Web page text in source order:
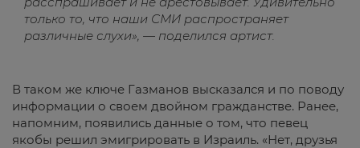
только то, что наши СМИ распространяет
различные слухи», — поделился артист.
В таком же ключе Газманов высказался и по поводу
информации о своем двойном гражданстве. Ранее,
напомним, появились данные о том, что певец
якобы решил эмигрировать в Израиль. «Нет, друзья